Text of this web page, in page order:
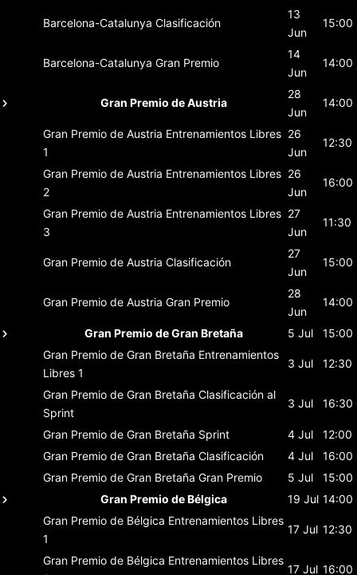
Barcelona-Catalunya Clasificación
13
Jun
15:00
Barcelona-Catalunya Gran Premio
14
Jun
14:00
Gran Premio de Austria
28
Jun
14:00
Gran Premio de Austria Entrenamientos Libres
1
26
Jun
12:30
Gran Premio de Austria Entrenamientos Libres
2
26
Jun
16:00
Gran Premio de Austria Entrenamientos Libres
3
27
Jun
11:30
Gran Premio de Austria Clasificación
27
Jun
15:00
Gran Premio de Austria Gran Premio
28
Jun
14:00
Gran Premio de Gran Bretaña 5 Jul
15:00
Gran Premio de Gran Bretaña Entrenamientos
Libres 1
3 Jul 12:30
Gran Premio de Gran Bretaña Clasificación al
Sprint
3 Jul 16:30
Gran Premio de Gran Bretaña Sprint 4 Jul
12:00
Gran Premio de Gran Bretaña Clasificación 4 Jul
16:00
Gran Premio de Gran Bretaña Gran Premio 5 Jul
15:00
Gran Premio de Bélgica
19 Jul 14:00
Gran Premio de Bélgica Entrenamientos Libres
1
17 Jul 12:30
Gran Premio de Bélgica Entrenamientos Libres
17 Jul 16:00